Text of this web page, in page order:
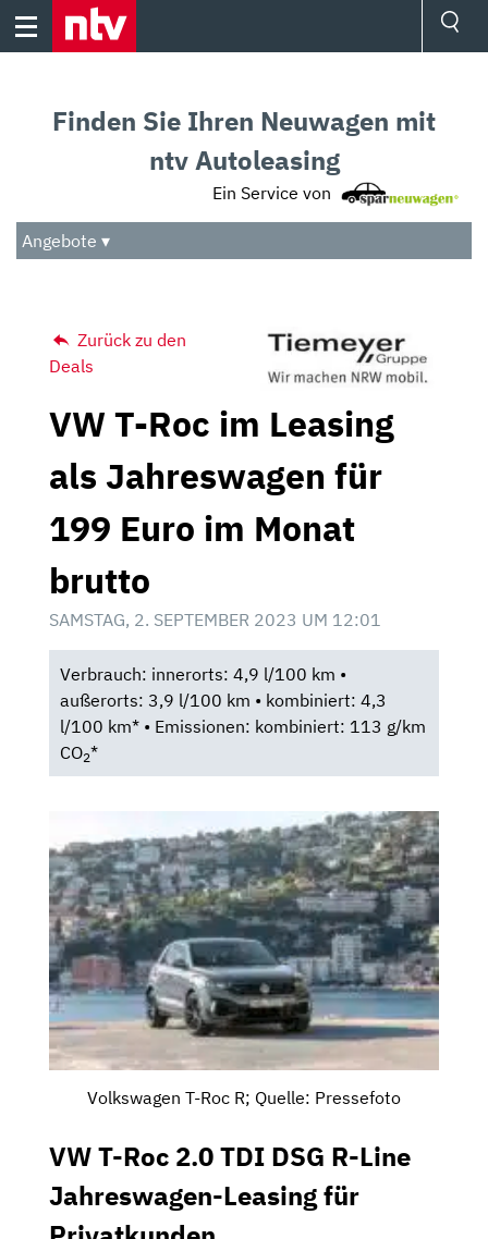
Skip
Audio
Das Beste
Finden Sie Ihren Neuwagen mit
ntv Autoleasing
Ein Service von
Angebote ▾
Zurück zu den
Deals
VW T-Roc im Leasing
als Jahreswagen für
199 Euro im Monat
brutto
SAMSTAG, 2. SEPTEMBER 2023 UM 12:01
Verbrauch: innerorts: 4,9 l/100 km •
außerorts: 3,9 l/100 km • kombiniert: 4,3
l/100 km* • Emissionen: kombiniert: 113 g/km
CO2*
Volkswagen T-Roc R; Quelle: Pressefoto
VW T-Roc 2.0 TDI DSG R-Line
Jahreswagen-Leasing für